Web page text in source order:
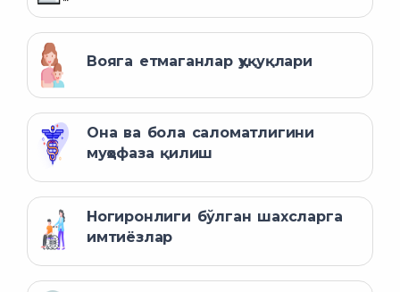
Вояга етмаганлар ҳуқуқлари
Она ва бола саломатлигини
муҳофаза қилиш
Ногиронлиги бўлган шахсларга
имтиёзлар